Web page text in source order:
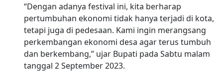
“Dengan adanya festival ini, kita berharap
pertumbuhan ekonomi tidak hanya terjadi di kota,
tetapi juga di pedesaan. Kami ingin merangsang
perkembangan ekonomi desa agar terus tumbuh
dan berkembang,” ujar Bupati pada Sabtu malam
tanggal 2 September 2023.